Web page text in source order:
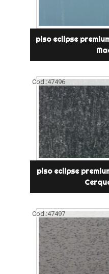
piso eclipse
Cod.:47496
piso eclipse
Cod.:47497